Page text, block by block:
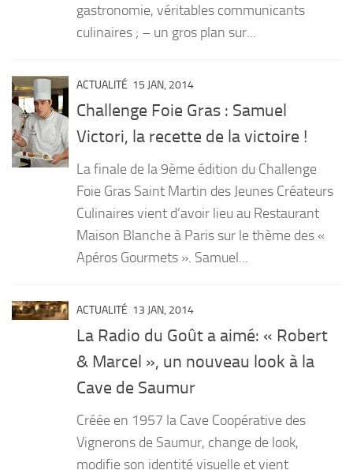
Sauces
gastronomie, véritables communicants
culinaires ; – un gros plan sur...
ACTUALITÉ 15 JAN, 2014
Challenge Foie Gras : Samuel
Victori, la recette de la victoire !
La finale de la 9ème édition du Challenge
Foie Gras Saint Martin des Jeunes Créateurs
Culinaires vient d’avoir lieu au Restaurant
Maison Blanche à Paris sur le thème des «
Apéros Gourmets ». Samuel...
ACTUALITÉ 13 JAN, 2014
La Radio du Goût a aimé: « Robert
& Marcel », un nouveau look à la
Cave de Saumur
Créée en 1957 la Cave Coopérative des
Vignerons de Saumur, change de look,
modifie son identité visuelle et vient